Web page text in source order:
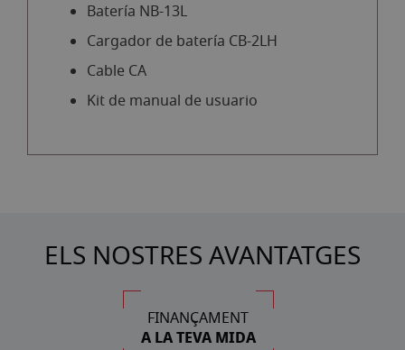
Batería NB-13L
Cargador de batería CB-2LH
Cable CA
Kit de manual de usuario
ELS NOSTRES AVANTATGES
FINANÇAMENT
A LA TEVA MIDA